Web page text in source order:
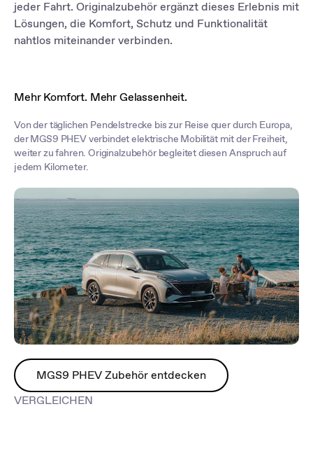
bei jeder Fahrt zu speichern und abzurufen.
jeder Fahrt. Originalzubehör ergänzt dieses Erlebnis mit
Lösungen, die Komfort, Schutz und Funktionalität
nahtlos miteinander verbinden.
Mehr Komfort. Mehr Gelassenheit.
Von der täglichen Pendelstrecke bis zur Reise quer durch Europa,
der MGS9 PHEV verbindet elektrische Mobilität mit der Freiheit,
weiter zu fahren. Originalzubehör begleitet diesen Anspruch auf
jedem Kilometer.
MGS9 PHEV Zubehör entdecken
VERGLEICHEN